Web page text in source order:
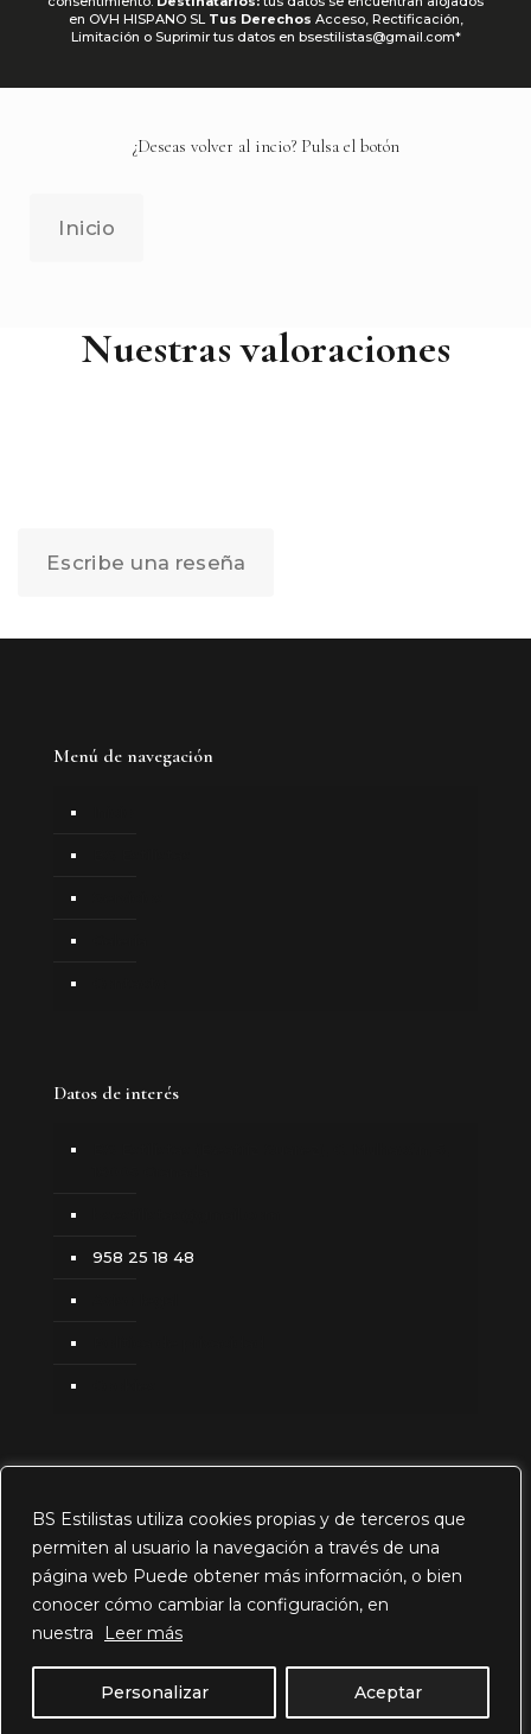
BS Estilistas utiliza cookies propias y de terceros que
permiten al usuario la navegación a través de una
página web Puede obtener más información, o bien
conocer cómo cambiar la configuración, en
nuestra
Leer más
Personalizar Aceptar
en OVH HISPANO SL Tus Derechos Acceso, Rectificación,
Limitación o Suprimir tus datos en bsestilistas@gmail.com*
¿Deseas volver al incio? Pulsa el botón
Inicio
Nuestras valoraciones
Escribe una reseña
Menú de navegación
Datos de interés
958 25 18 48
© 2026 BS Estilistas. Todos los derechos